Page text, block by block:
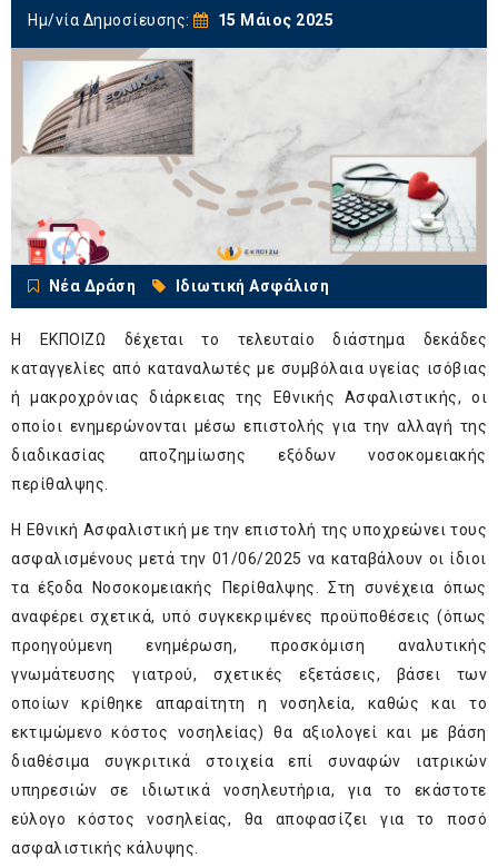
Ημ/νία Δημοσίευσης: 15 Μάιος 2025
Νέα Δράση Ιδιωτική Ασφάλιση
H ΕΚΠΟΙΖΩ δέχεται το τελευταίο διάστημα δεκάδες
καταγγελίες από καταναλωτές με συμβόλαια υγείας ισόβιας
ή μακροχρόνιας διάρκειας της Εθνικής Ασφαλιστικής, οι
οποίοι ενημερώνονται μέσω επιστολής για την αλλαγή της
διαδικασίας αποζημίωσης εξόδων νοσοκομειακής
περίθαλψης.
Η Εθνική Ασφαλιστική με την επιστολή της υποχρεώνει τους
ασφαλισμένους μετά την 01/06/2025 να καταβάλουν οι ίδιοι
τα έξοδα Νοσοκομειακής Περίθαλψης. Στη συνέχεια όπως
αναφέρει σχετικά, υπό συγκεκριμένες προϋποθέσεις (όπως
προηγούμενη ενημέρωση, προσκόμιση αναλυτικής
γνωμάτευσης γιατρού, σχετικές εξετάσεις, βάσει των
οποίων κρίθηκε απαραίτητη η νοσηλεία, καθώς και το
εκτιμώμενο κόστος νοσηλείας) θα αξιολογεί και με βάση
διαθέσιμα συγκριτικά στοιχεία επί συναφών ιατρικών
υπηρεσιών σε ιδιωτικά νοσηλευτήρια, για το εκάστοτε
εύλογο κόστος νοσηλείας, θα αποφασίζει για το ποσό
ασφαλιστικής κάλυψης.